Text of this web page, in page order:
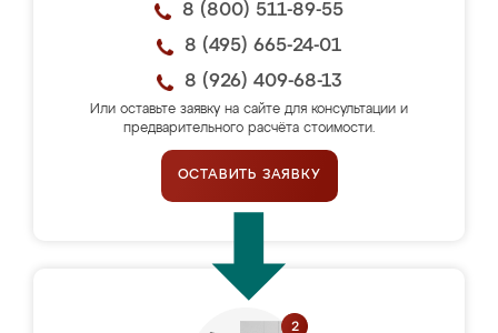
8 (800) 511-89-55
8 (495) 665-24-01
8 (926) 409-68-13
Или оставьте заявку на сайте для консультации и
предварительного расчёта стоимости.
ОСТАВИТЬ ЗАЯВКУ